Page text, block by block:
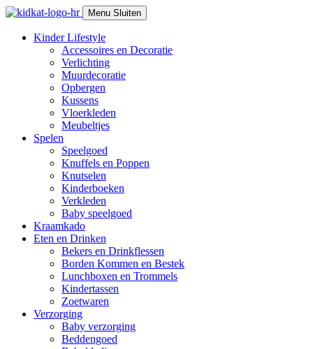
Skip
content
Menu Sluiten
Kinder Lifestyle
Accessoires en Decoratie
Verlichting
Muurdecoratie
Opbergen
Kussens
Vloerkleden
Meubeltjes
Spelen
Speelgoed
Knuffels en Poppen
Knutselen
Kinderboeken
Verkleden
Baby speelgoed
Kraamkado
Eten en Drinken
Bekers en Drinkflessen
Borden Kommen en Bestek
Lunchboxen en Trommels
Kindertassen
Zoetwaren
Verzorging
Baby verzorging
Beddengoed